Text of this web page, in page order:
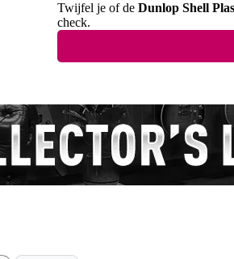
Twijfel je of de Dunlop Shell
check.